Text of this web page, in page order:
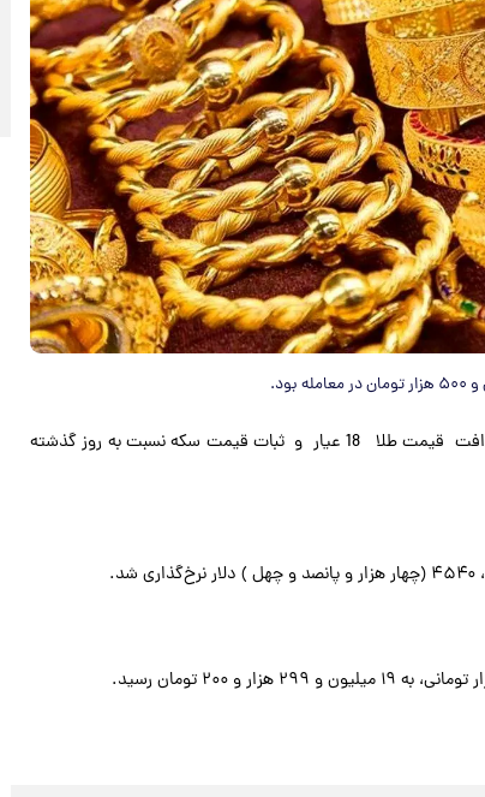
به گزارش پارسینه به نقل از دنیای اقتصاد، بازار امروز شاهد افت قیمت طلا 18 عیار و ثبات قیمت سکه نسبت به روز گذشته